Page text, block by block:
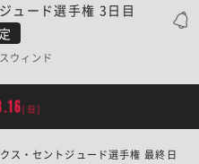
ュード選手権 3日目
ウィンド
[日]
・セントジュード選手権 最終日